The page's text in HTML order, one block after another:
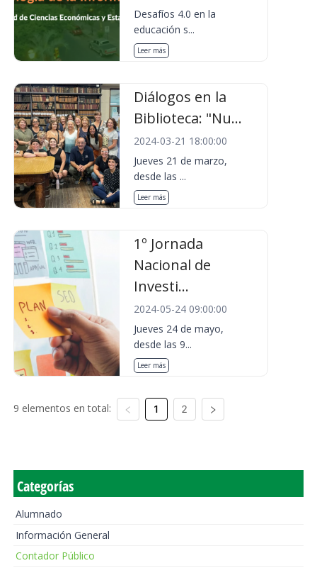
Desafíos 4.0 en la
educación s...
Leer más
Diálogos en la
Biblioteca: "Nu...
2024-03-21 18:00:00
Jueves 21 de marzo,
desde las ...
Leer más
1º Jornada
Nacional de
Investi...
2024-05-24 09:00:00
Jueves 24 de mayo,
desde las 9...
Leer más
9 elementos en total: 1 2
Categorías
Alumnado
Información General
Contador Público